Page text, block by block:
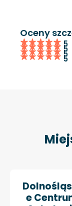
Oceny
5
5
5
5
e